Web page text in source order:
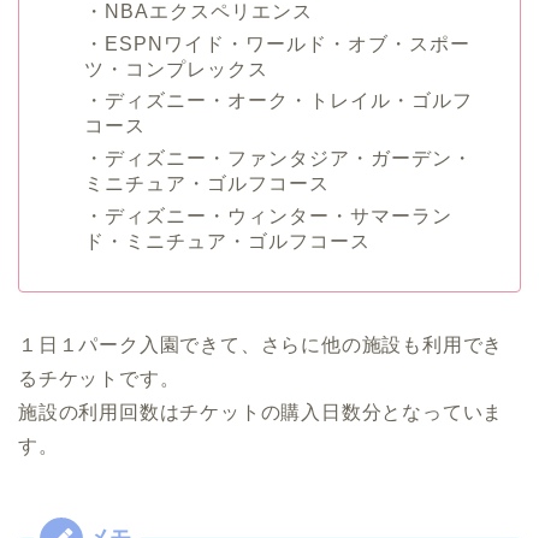
・NBAエクスペリエンス
・ESPNワイド・ワールド・オブ・スポー
ツ・コンプレックス
・ディズニー・オーク・トレイル・ゴルフ
コース
・ディズニー・ファンタジア・ガーデン・
ミニチュア・ゴルフコース
・ディズニー・ウィンター・サマーラン
ド・ミニチュア・ゴルフコース
１日１パーク入園できて、さらに他の施設も利用でき
るチケットです。
施設の利用回数はチケットの購入日数分となっていま
す。